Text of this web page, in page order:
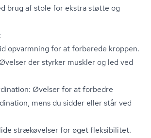
brug af stole for ekstra støtte og
opvarmning for at forberede kroppen.
der styrker muskler og led ved
Øvelser for at forbedre
mens du sidder eller står ved
strækøvelser for øget fleksibilitet.